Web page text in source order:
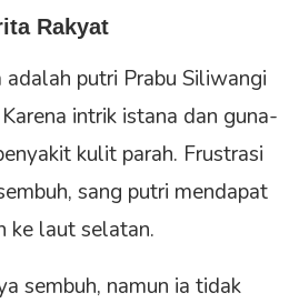
Rakyat
putri Prabu Siliwangi
intrik istana dan guna-
kulit parah. Frustrasi
sang putri mendapat
ke laut selatan.
sembuh, namun ia tidak